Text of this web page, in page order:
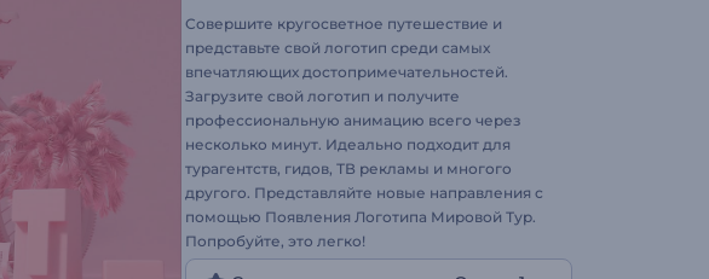
Совершите кругосветное путешествие и
представьте свой логотип среди самых
впечатляющих достопримечательностей.
Загрузите свой логотип и получите
профессиональную анимацию всего через
несколько минут. Идеально подходит для
турагентств, гидов, ТВ рекламы и многого
другого. Представляйте новые направления с
помощью Появления Логотипа Мировой Тур.
Попробуйте, это легко!